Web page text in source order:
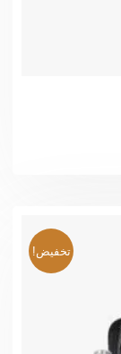
تخفيض!